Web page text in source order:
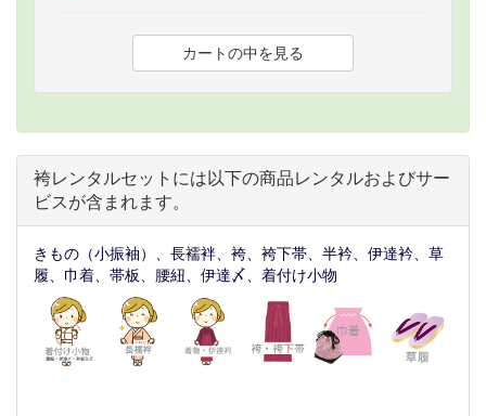
袴レンタルセットには以下の商品レンタルおよびサー
ビスが含まれます。
きもの（小振袖）、長襦袢、袴、袴下帯、半衿、伊達衿、草
履、巾着、帯板、腰紐、伊達〆、着付け小物